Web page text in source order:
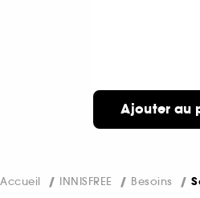
Ajouter au
Accueil INNISFREE Besoins